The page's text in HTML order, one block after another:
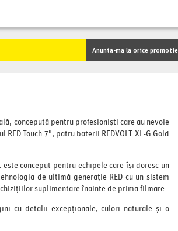
Anunta-ma la orice promotie
concepută pentru profesioniști care au nevoie
Touch 7", patru baterii REDVOLT XL-G Gold
conceput pentru echipele care își doresc un
de ultimă generație RED cu un sistem
suplimentare înainte de prima filmare.
cu detalii excepționale, culori naturale și o